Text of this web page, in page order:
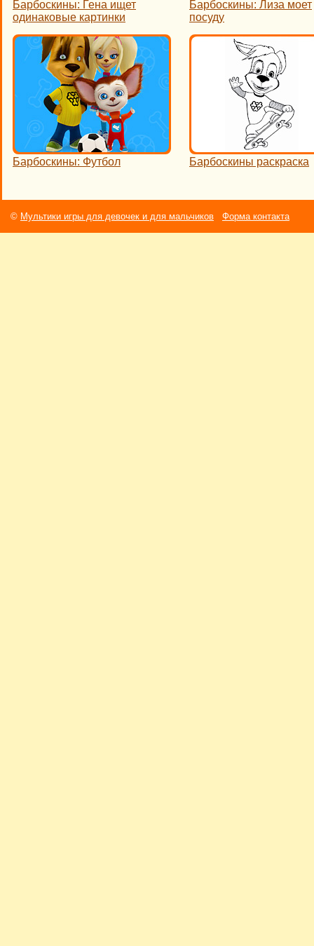
Барбоскины: Гена ищет
одинаковые картинки
Барбоскины: Лиза моет
посуду
Барбоскины: Футбол Барбоскины раскраска
© Мультики игры для девочек и для мальчиков Форма контакта